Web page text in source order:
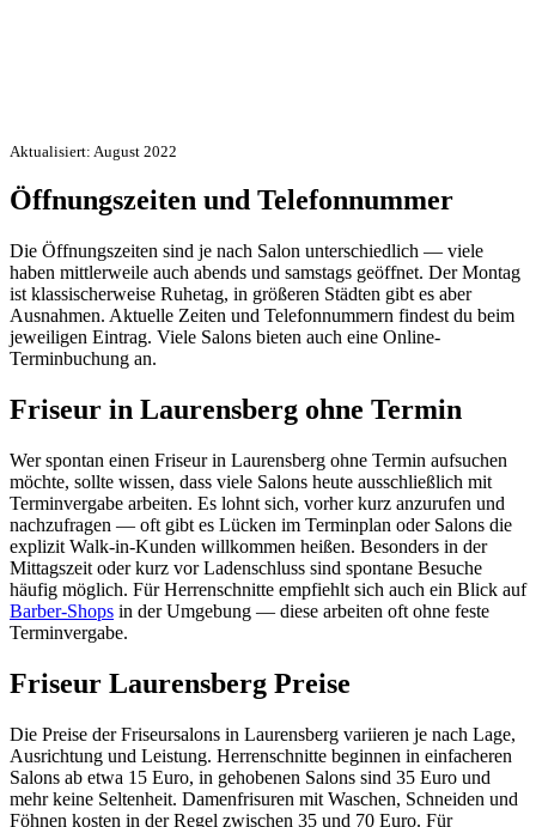
Aktualisiert: August 2022
Öffnungszeiten und Telefonnummer
Die Öffnungszeiten sind je nach Salon unterschiedlich — viele
haben mittlerweile auch abends und samstags geöffnet. Der Montag
ist klassischerweise Ruhetag, in größeren Städten gibt es aber
Ausnahmen. Aktuelle Zeiten und Telefonnummern findest du beim
jeweiligen Eintrag. Viele Salons bieten auch eine Online-
Terminbuchung an.
Friseur in Laurensberg ohne Termin
Wer spontan einen Friseur in Laurensberg ohne Termin aufsuchen
möchte, sollte wissen, dass viele Salons heute ausschließlich mit
Terminvergabe arbeiten. Es lohnt sich, vorher kurz anzurufen und
nachzufragen — oft gibt es Lücken im Terminplan oder Salons die
explizit Walk-in-Kunden willkommen heißen. Besonders in der
Mittagszeit oder kurz vor Ladenschluss sind spontane Besuche
häufig möglich. Für Herrenschnitte empfiehlt sich auch ein Blick auf
Barber-Shops in der Umgebung — diese arbeiten oft ohne feste
Terminvergabe.
Friseur Laurensberg Preise
Die Preise der Friseursalons in Laurensberg variieren je nach Lage,
Ausrichtung und Leistung. Herrenschnitte beginnen in einfacheren
Salons ab etwa 15 Euro, in gehobenen Salons sind 35 Euro und
mehr keine Seltenheit. Damenfrisuren mit Waschen, Schneiden und
Föhnen kosten in der Regel zwischen 35 und 70 Euro. Für